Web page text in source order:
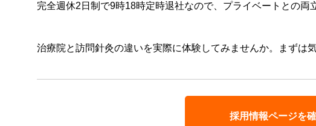
完全週休2日制で9時18時定時退社なので、プライベートとの両
治療院と訪問針灸の違いを実際に体験してみませんか。まずは
採用情報ページを